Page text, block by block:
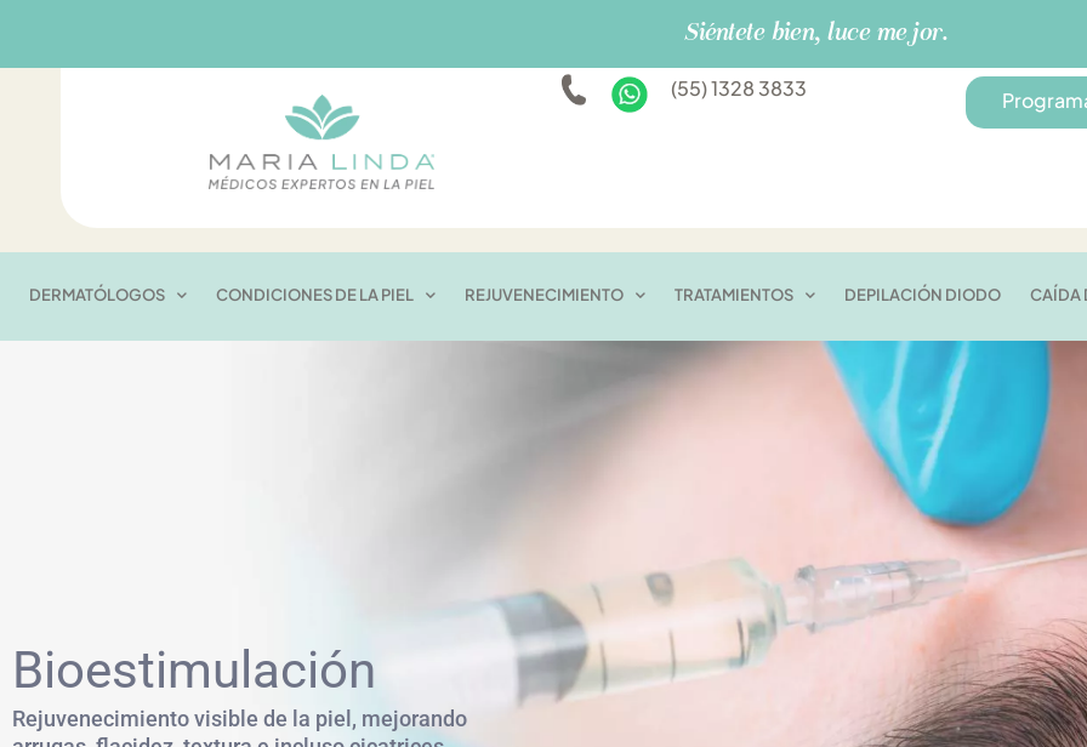
contenido
Siéntete bien, luce mejor.
(55) 1328 3833
DERMATÓLOGOS CONDICIONES DE LA PIEL REJUVENECIMIENTO TRATAMIENTOS DEPILACIÓN DIODO CAÍDA
Bioestimulación
Rejuvenecimiento visible de la piel, mejorando